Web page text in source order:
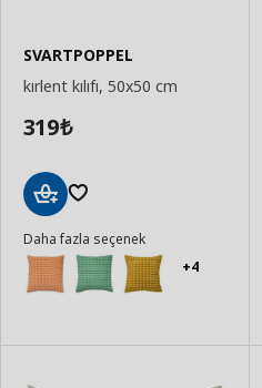
SVARTPOPPEL
kırlent kılıfı, 50x50 cm
319₺
Ekle
Daha fazla seçenek
+4